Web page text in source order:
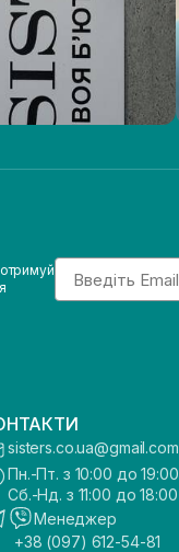
Email
sisters.co.ua@gmail.com
Пн.-Пт. з 10:00 до 19:00
Сб.-Нд. з 11:00 до 18:00
Менеджер
+38 (097) 612-54-81